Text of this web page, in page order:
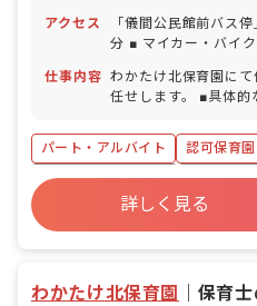
アクセス
「儀間公民館前バス
分 ■ マイカー・バイク・自転車通勤
仕事内容 わかたけ北保育園に
任せします。 ■具体的な仕事内容 ・0歳
園外保育見守り・食事
お掃除など） ※基本的
属されます
パート・アルバイト
認可保育園
ボーナス・賞与あり
社会保険
有給
福利厚生充実
詳しく見る
わかたけ北保育園 保育士